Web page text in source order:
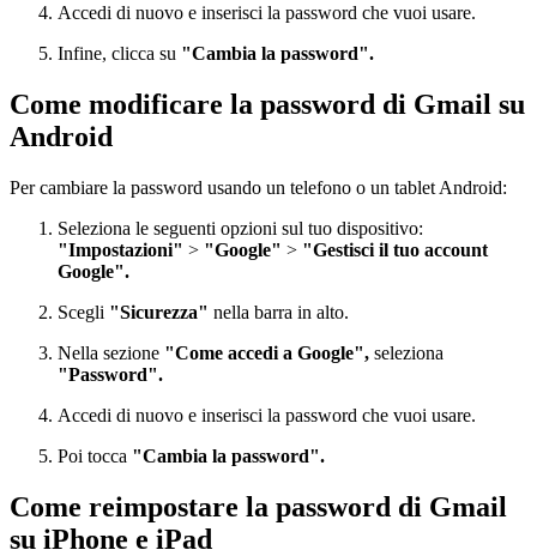
Accedi di nuovo e inserisci la password che vuoi usare.
Infine, clicca su "Cambia la password".
Come modificare la password di Gmail su
Android
Per cambiare la password usando un telefono o un tablet Android:
Seleziona le seguenti opzioni sul tuo dispositivo:
"Impostazioni" > "Google" > "Gestisci il tuo account
Google".
Scegli "Sicurezza" nella barra in alto.
Nella sezione "Come accedi a Google", seleziona
"Password".
Accedi di nuovo e inserisci la password che vuoi usare.
Poi tocca "Cambia la password".
Come reimpostare la password di Gmail
su iPhone e iPad